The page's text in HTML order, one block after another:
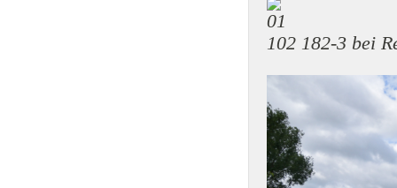
102 182-3 bei